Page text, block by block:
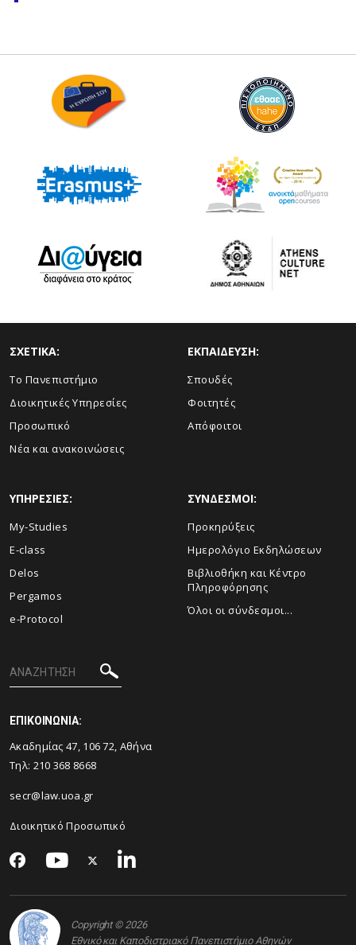
ΣΧΕΤΙΚΑ:
Το Πανεπιστήμιο
Διοικητικές Υπηρεσίες
Προσωπικό
Νέα και ανακοινώσεις
ΕΚΠΑΙΔΕΥΣΗ:
Σπουδές
Φοιτητές
Απόφοιτοι
ΥΠΗΡΕΣΙΕΣ:
My-Studies
E-class
Delos
Pergamos
e-Protocol
ΣΥΝΔΕΣΜΟΙ:
Προκηρύξεις
Ημερολόγιο Εκδηλώσεων
Βιβλιοθήκη και Κέντρο
Πληροφόρησης
Όλοι οι σύνδεσμοι...
ΕΠΙΚΟΙΝΩΝΙΑ:
Ακαδημίας 47, 106 72, Αθήνα
Τηλ: 210 368 8668
secr@law.uoa.gr
Διοικητικό Προσωπικό
Copyright © 2026
Εθνικό και Καποδιστριακό Πανεπιστήμιο Αθηνών